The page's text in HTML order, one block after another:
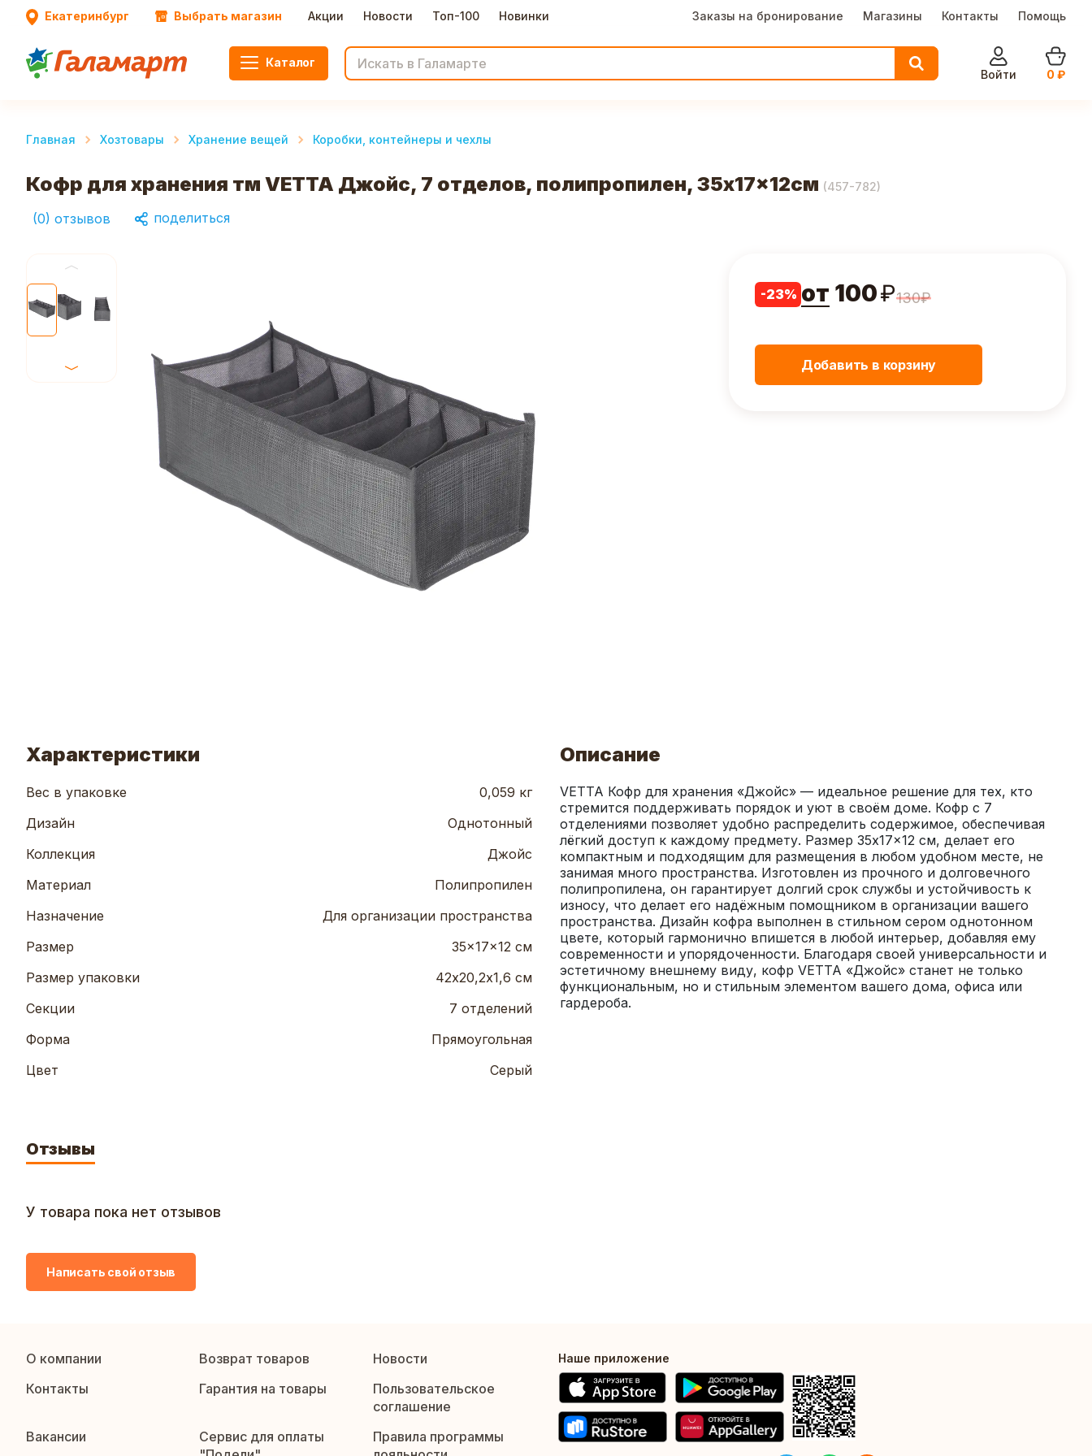
Екатеринбург Выбрать магазин Акции Новости Топ-100 Новинки Заказы на бронирование Магазины Контакты Помощь
Каталог
Войти
0 ₽
Главная Хозтовары Хранение вещей Коробки, контейнеры и чехлы
Кофр для хранения тм VETTA Джойс, 7 отделов, полипропилен, 35x17x12см (457-782)
(0) отзывов поделиться
-23% от 100₽130₽
Добавить в корзину
Характеристики
Вес в упаковке
0,059 кг
Дизайн
Однотонный
Коллекция
Джойс
Материал
Полипропилен
Назначение
Для организации пространства
Размер
35x17x12 см
Размер упаковки
42х20,2х1,6 см
Секции
7 отделений
Форма
Прямоугольная
Цвет
Серый
Описание
VETTA Кофр для хранения «Джойс» — идеальное решение для тех, кто
стремится поддерживать порядок и уют в своём доме. Кофр с 7
отделениями позволяет удобно распределить содержимое, обеспечивая
лёгкий доступ к каждому предмету. Размер 35x17x12 см, делает его
компактным и подходящим для размещения в любом удобном месте, не
занимая много пространства. Изготовлен из прочного и долговечного
полипропилена, он гарантирует долгий срок службы и устойчивость к
износу, что делает его надёжным помощником в организации вашего
пространства. Дизайн кофра выполнен в стильном сером однотонном
цвете, который гармонично впишется в любой интерьер, добавляя ему
современности и упорядоченности. Благодаря своей универсальности и
эстетичному внешнему виду, кофр VETTA «Джойс» станет не только
функциональным, но и стильным элементом вашего дома, офиса или
гардероба.
Отзывы
У товара пока нет отзывов
Написать свой отзыв
О компании Возврат товаров
Новости
Контакты
Гарантия на товары
Пользовательское
соглашение
Вакансии
Сервис для оплаты
Правила программы
Наше приложение